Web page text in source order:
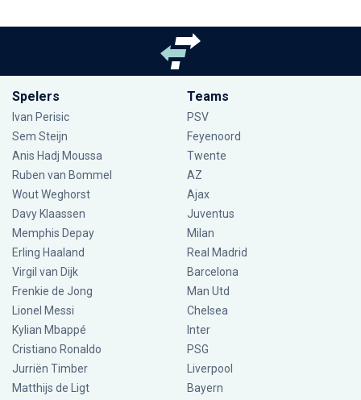
Spelers
Ivan Perisic
Sem Steijn
Anis Hadj Moussa
Ruben van Bommel
Wout Weghorst
Davy Klaassen
Memphis Depay
Erling Haaland
Virgil van Dijk
Frenkie de Jong
Lionel Messi
Kylian Mbappé
Cristiano Ronaldo
Jurriën Timber
Matthijs de Ligt
Teams
PSV
Feyenoord
Twente
AZ
Ajax
Juventus
Milan
Real Madrid
Barcelona
Man Utd
Chelsea
Inter
PSG
Liverpool
Bayern